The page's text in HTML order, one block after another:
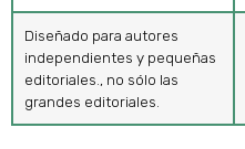
Diseñado para autores
independientes y pequeñas
editoriales., no sólo las
grandes editoriales.